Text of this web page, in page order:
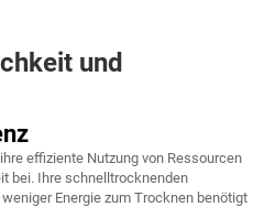
und
effiziente Nutzung von Ressourcen
bei. Ihre schnelltrocknenden
Energie zum Trocknen benötigt